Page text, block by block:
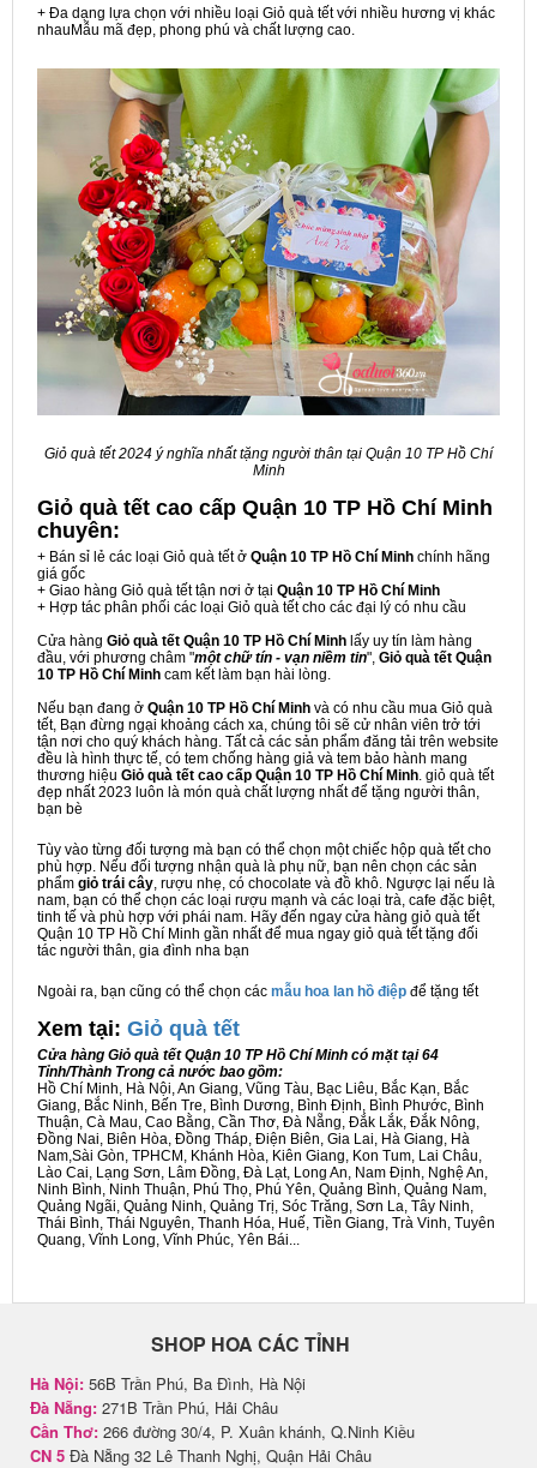
+ Đa dạng lựa chọn với nhiều loại Giỏ quà tết với nhiều hương vị khác
nhauMẫu mã đẹp, phong phú và chất lượng cao.
Giỏ quà tết 2024 ý nghĩa nhất tặng người thân tại Quận 10 TP Hồ Chí
Minh
Giỏ quà tết cao cấp Quận 10 TP Hồ Chí Minh
chuyên:
+ Bán sỉ lẻ các loại Giỏ quà tết ở Quận 10 TP Hồ Chí Minh chính hãng
giá gốc
+ Giao hàng Giỏ quà tết tận nơi ở tại Quận 10 TP Hồ Chí Minh
+ Hợp tác phân phối các loại Giỏ quà tết cho các đại lý có nhu cầu
Cửa hàng Giỏ quà tết Quận 10 TP Hồ Chí Minh lấy uy tín làm hàng
đầu, với phương châm "một chữ tín - vạn niềm tin", Giỏ quà tết Quận
10 TP Hồ Chí Minh cam kết làm bạn hài lòng.
Nếu bạn đang ở Quận 10 TP Hồ Chí Minh và có nhu cầu mua Giỏ quà
tết, Bạn đừng ngại khoảng cách xa, chúng tôi sẽ cử nhân viên trở tới
tận nơi cho quý khách hàng. Tất cả các sản phẩm đăng tải trên website
đều là hình thực tế, có tem chống hàng giả và tem bảo hành mang
thương hiệu Giỏ quà tết cao cấp Quận 10 TP Hồ Chí Minh. giỏ quà tết
đẹp nhất 2023 luôn là món quà chất lượng nhất để tặng người thân,
bạn bè
Tùy vào từng đối tượng mà bạn có thể chọn một chiếc hộp quà tết cho
phù hợp. Nếu đối tượng nhận quà là phụ nữ, bạn nên chọn các sản
phẩm giỏ trái cây, rượu nhẹ, có chocolate và đồ khô. Ngược lại nếu là
nam, bạn có thể chọn các loại rượu mạnh và các loại trà, cafe đặc biệt,
tinh tế và phù hợp với phái nam. Hãy đến ngay cửa hàng giỏ quà tết
Quận 10 TP Hồ Chí Minh gần nhất để mua ngay giỏ quà tết tặng đối
tác người thân, gia đình nha bạn
Ngoài ra, bạn cũng có thể chọn các mẫu hoa lan hồ điệp để tặng tết
Xem tại: Giỏ quà tết
Cửa hàng Giỏ quà tết Quận 10 TP Hồ Chí Minh có mặt tại 64
Tỉnh/Thành Trong cả nước bao gồm:
Hồ Chí Minh, Hà Nội, An Giang, Vũng Tàu, Bạc Liêu, Bắc Kạn, Bắc
Giang, Bắc Ninh, Bến Tre, Bình Dương, Bình Định, Bình Phước, Bình
Thuận, Cà Mau, Cao Bằng, Cần Thơ, Đà Nẵng, Đắk Lắk, Đắk Nông,
Đồng Nai, Biên Hòa, Đồng Tháp, Điện Biên, Gia Lai, Hà Giang, Hà
Nam,Sài Gòn, TPHCM, Khánh Hòa, Kiên Giang, Kon Tum, Lai Châu,
Lào Cai, Lạng Sơn, Lâm Đồng, Đà Lạt, Long An, Nam Định, Nghệ An,
Ninh Bình, Ninh Thuận, Phú Thọ, Phú Yên, Quảng Bình, Quảng Nam,
Quảng Ngãi, Quảng Ninh, Quảng Trị, Sóc Trăng, Sơn La, Tây Ninh,
Thái Bình, Thái Nguyên, Thanh Hóa, Huế, Tiền Giang, Trà Vinh, Tuyên
Quang, Vĩnh Long, Vĩnh Phúc, Yên Bái...
SHOP HOA CÁC TỈNH
Hà Nội: 56B Trần Phú, Ba Đình, Hà Nội
Đà Nẵng: 271B Trần Phú, Hải Châu
Cần Thơ: 266 đường 30/4, P. Xuân khánh, Q.Ninh Kiều
CN 5 Đà Nẵng 32 Lê Thanh Nghị, Quận Hải Châu